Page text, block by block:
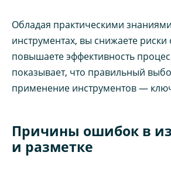
Обладая практическими
инструментах, вы снижаете
повышаете эффективность
показывает, что правильный
применение инструментов — ключ
Причины ошибок в
и разметке